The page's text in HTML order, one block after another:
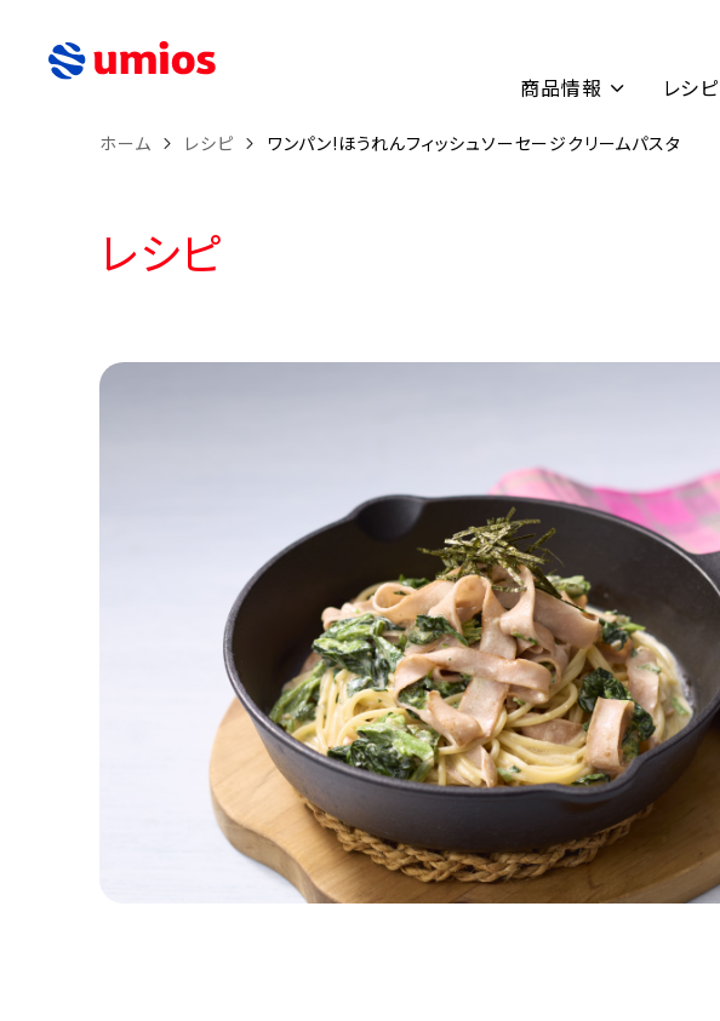
商品情報 レシピ
ホーム レシピ ワンパン!ほうれんフィッシュソーセージクリームパスタ
レシピ